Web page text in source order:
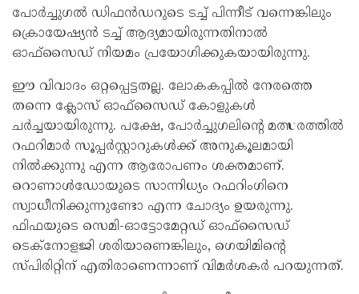
പോര്‍ച്ചുഗല്‍ ഡിഫന്‍ഡറുടെ ടച്ച് പിന്നീട് വന്നെങ്കിലും
ക്രൊയേഷ്യന്‍ ടച്ച് ആദ്യമായിരുന്നതിനാല്‍
ഓഫ്സൈഡ് നിയമം പ്രയോഗിക്കുകയായിരുന്നു.
ഈ വിവാദം ഒറ്റപ്പെട്ടതല്ല. ലോകകപ്പില്‍ നേരത്തെ
തന്നെ ക്ലോസ് ഓഫ്സൈഡ് കോളുകള്‍
ചര്‍ച്ചയായിരുന്നു. പക്ഷേ, പോര്‍ച്ചുഗലിന്റെ മത്സരത്തില്‍
റഫറിമാര്‍ സൂപ്പര്‍സ്റ്റാറുകള്‍ക്ക് അനുകൂലമായി
നില്‍ക്കുന്നു എന്ന ആരോപണം ശക്തമാണ്.
റൊണാള്‍ഡോയുടെ സാന്നിധ്യം റഫറിംഗിനെ
സ്വാധീനിക്കുന്നുണ്ടോ എന്ന ചോദ്യം ഉയരുന്നു.
ഫിഫയുടെ സെമി-ഓട്ടോമേറ്റഡ് ഓഫ്സൈഡ്
ടെക്‌നോളജി ശരിയാണെങ്കിലും, ഗെയിമിന്റെ
സ്പിരിറ്റിന് എതിരാണെന്നാണ് വിമര്‍ശകര്‍ പറയുന്നത്.